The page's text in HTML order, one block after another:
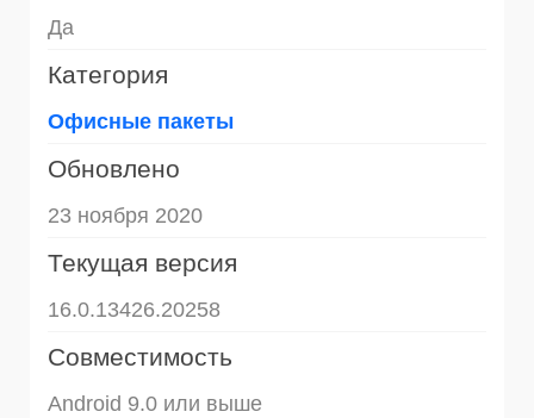
Да
Категория
Офисные пакеты
Обновлено
23 ноября 2020
Текущая версия
16.0.13426.20258
Совместимость
Android 9.0 или выше